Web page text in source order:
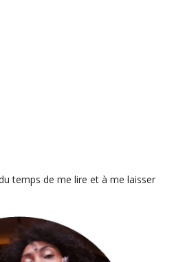
temps de me lire et à me laisser